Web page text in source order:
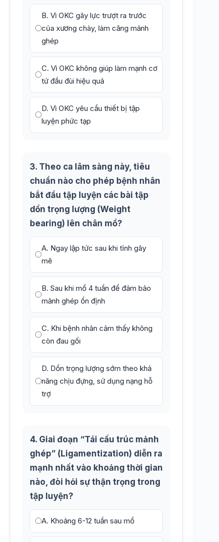
B. Vì OKC gây lực trượt ra trước
của xương chày, làm căng mảnh
ghép
C. Vì OKC không giúp làm mạnh cơ
tứ đầu đùi hiệu quả
D. Vì OKC yêu cầu thiết bị tập
luyện phức tạp
3. Theo ca lâm sàng này, tiêu
chuẩn nào cho phép bệnh nhân
bắt đầu tập luyện các bài tập
dồn trọng lượng (Weight
bearing) lên chân mổ?
A. Ngay lập tức sau khi tỉnh gây
mê
B. Sau khi mổ 4 tuần để đảm bảo
mảnh ghép ổn định
C. Khi bệnh nhân cảm thấy không
còn đau gối
D. Dồn trọng lượng sớm theo khả
năng chịu đựng, sử dụng nạng hỗ
trợ
4. Giai đoạn “Tái cấu trúc mảnh
ghép” (Ligamentization) diễn ra
mạnh nhất vào khoảng thời gian
nào, đòi hỏi sự thận trọng trong
tập luyện?
A. Khoảng 6-12 tuần sau mổ